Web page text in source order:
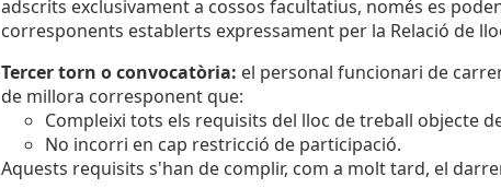
adscrits exclusivament a cossos facultatius, només es
corresponents establerts expressament per la Relació de
Tercer torn o convocatòria: el personal funcionari de
de millora corresponent que:
Compleixi tots els requisits del lloc de treball objecte
No incorri en cap restricció de participació.
Aquests requisits s'han de complir, com a molt tard, el